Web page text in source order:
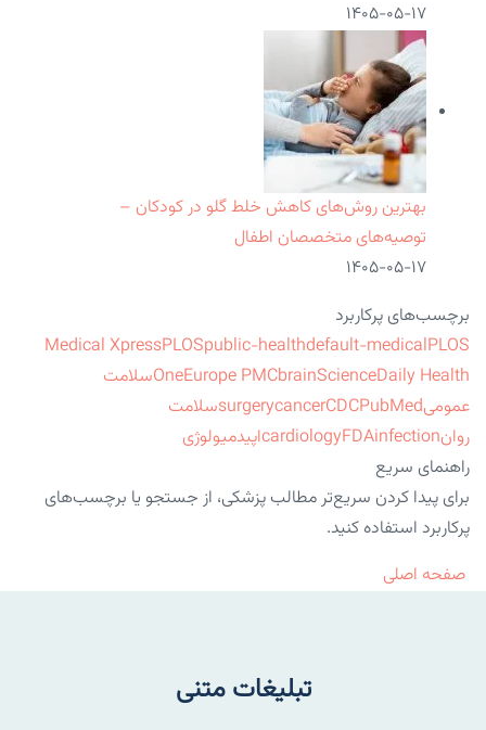
۱۴۰۵-۰۵-۱۷
بهترین روش‌های کاهش خلط گلو در کودکان –
توصیه‌های متخصصان اطفال
۱۴۰۵-۰۵-۱۷
برچسب‌های پرکاربرد
Medical XpressPLOSpublic-healthdefault-medicalPLOS
OneEurope PMCbrainScienceDaily Health
سلامت
عمومی
surgerycancerCDCPubMed
سلامت
روان
cardiologyFDAinfection
اپیدمیولوژی
راهنمای سریع
برای پیدا کردن سریع‌تر مطالب پزشکی، از جستجو یا برچسب‌های
پرکاربرد استفاده کنید.
صفحه اصلی
تبلیغات متنی